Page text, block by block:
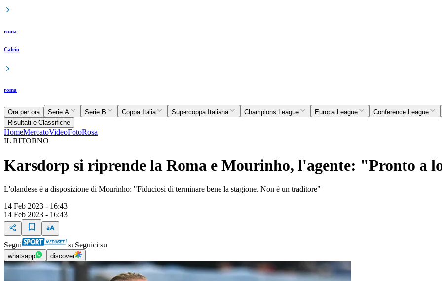
roma
Calcio
roma
Ora per ora Serie A Serie B Coppa Italia Supercoppa Italiana Champions League Europa League Conference League
Risultati e Classifiche
HomeMercatoVideoFotoRosa
IL RITORNO
Karsdorp si riprende la Roma e Mourinho, l'agente: "Pronto a
L'olandese è a disposizione di Mourinho: "Fiduciosi di terminare bene la stagione. Non è un traditore"
14 Feb 2023 - 16:43
14 Feb 2023 - 16:43
Segui suSeguici su
whatsapp discover